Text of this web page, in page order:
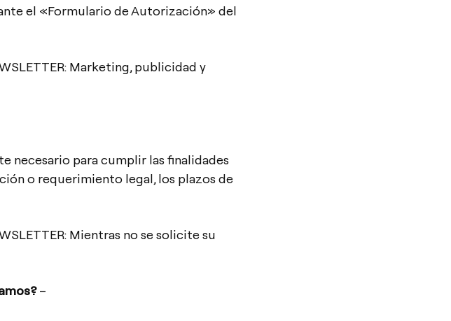
el «Formulario de Autorización» del
Marketing, publicidad y
para cumplir las finalidades
o requerimiento legal, los plazos de
Mientras no se solicite su
–